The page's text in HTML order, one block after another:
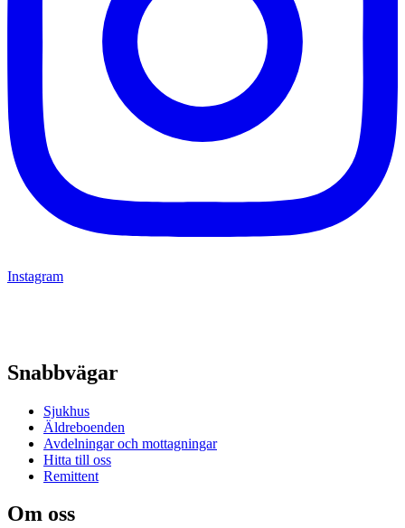
Instagram
Snabbvägar
Sjukhus
Äldreboenden
Avdelningar och mottagningar
Hitta till oss
Remittent
Om oss